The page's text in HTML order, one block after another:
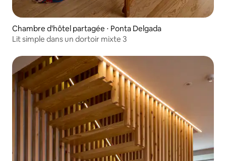
Chambre d'hôtel partagée ⋅ Ponta Delgada
Lit simple dans un dortoir mixte 3